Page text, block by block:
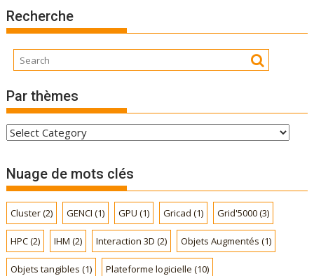
Recherche
Par thèmes
P
r
t
h
è
m
e
s
Nuage de mots clés
Cluster(2) GENCI (1) GPU (1) Gricad (1) Grid'5000(3)
HPC(2) IHM (2) Interaction 3D (2) Objets Augmentés (1)
Objets tangibles (1) Plateforme logicielle (10)